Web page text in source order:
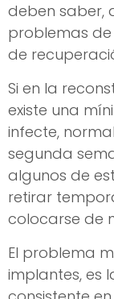
deben saber,
problemas
de
Si en la
existe una
infecte,
segunda
algunos de
retirar
colocarse de
El problema
implantes, es